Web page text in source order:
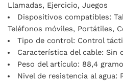
Llamadas, Ejercicio, Juegos
Dispositivos compatibles:
Teléfonos móviles, Portátiles,
Tipo de control: Control
Característica del cable: Sin
Peso del artículo: 88,4
Nivel de resistencia al agua: